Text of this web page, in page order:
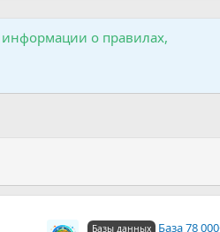
о правилах,
Базы данных
База 78 000+ вечных обратных